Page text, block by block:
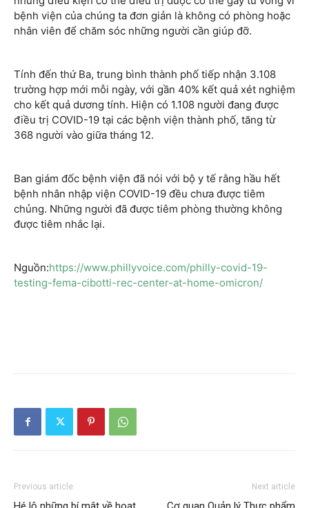
bệnh viện của chúng ta đơn giản là không có phòng hoặc
nhân viên để chăm sóc những người cần giúp đỡ.
Tính đến thứ Ba, trung bình thành phố tiếp nhận 3.108
trường hợp mới mỗi ngày, với gần 40% kết quả xét nghiệm
cho kết quả dương tính. Hiện có 1.108 người đang được
điều trị COVID-19 tại các bệnh viện thành phố, tăng từ
368 người vào giữa tháng 12.
Ban giám đốc bệnh viện đã nói với bộ y tế rằng hầu hết
bệnh nhân nhập viện COVID-19 đều chưa được tiêm
chủng. Những người đã được tiêm phòng thường không
được tiêm nhắc lại.
Nguồn:https://www.phillyvoice.com/philly-covid-19-
testing-fema-cibotti-rec-center-at-home-omicron/
Previous article Next article